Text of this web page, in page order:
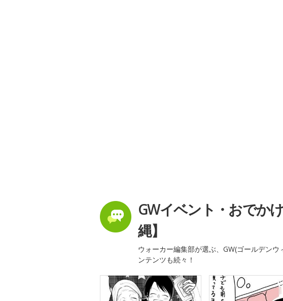
GWイベント・おでか
縄】
ウォーカー編集部が選ぶ、GW(ゴールデン
ンテンツも続々！